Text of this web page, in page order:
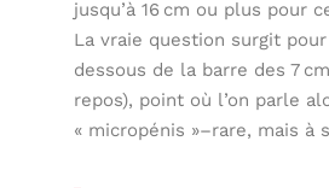
jusqu’à 16 cm ou plus pour
La vraie question surgit
dessous de la barre des 7
repos), point où l’on parle
« micropénis »–rare, mais à